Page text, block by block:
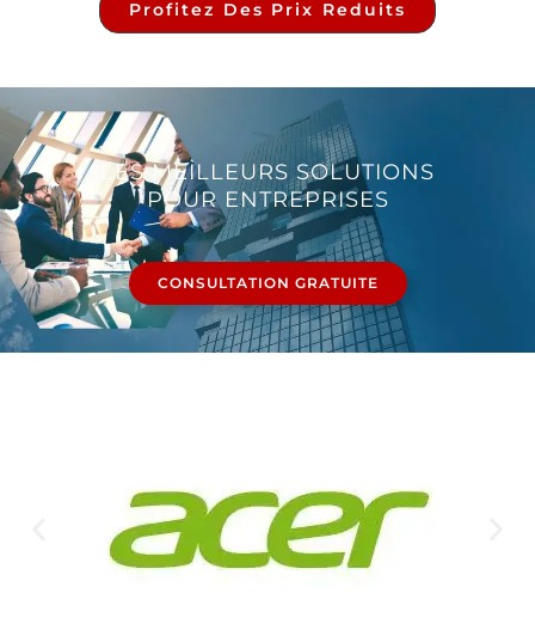
Profitez Des Prix Reduits
LES MEILLEURS SOLUTIONS
POUR ENTREPRISES
CONSULTATION GRATUITE